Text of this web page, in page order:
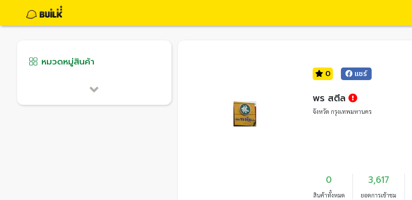
หมวดหมู่สินค้า
0 แชร์
พร สตีล
จังหวัด กรุงเทพมหานคร
0
สินค้าทั้งหมด
3,617
ยอดการเข้าชม